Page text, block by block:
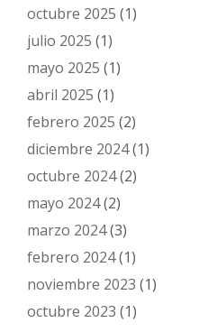
octubre 2025 (1)
julio 2025 (1)
mayo 2025 (1)
abril 2025 (1)
febrero 2025 (2)
diciembre 2024(1)
octubre 2024(2)
mayo 2024(2)
marzo 2024(3)
febrero 2024(1)
noviembre 2023 (1)
octubre 2023 (1)